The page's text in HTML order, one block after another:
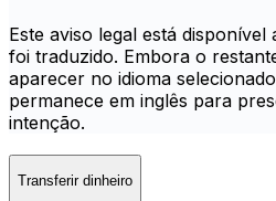
Este aviso legal está disponível
foi traduzido. Embora o
aparecer no idioma
permanece em inglês para
intenção.
Transferir dinheiro